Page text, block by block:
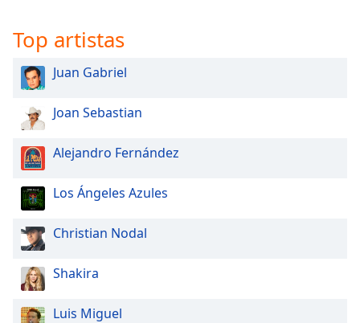
Opacity
Size
Text
Edge
Style
Font
Family
Reset
Top artistas
Juan Gabriel
Joan Sebastian
Alejandro Fernández
Los Ángeles Azules
Christian Nodal
Shakira
Luis Miguel